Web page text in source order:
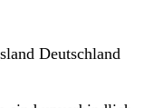
Deutschland